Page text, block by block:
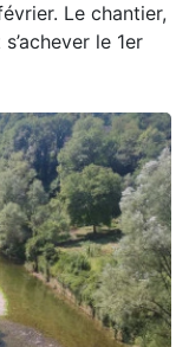
Le chantier,
le 1er